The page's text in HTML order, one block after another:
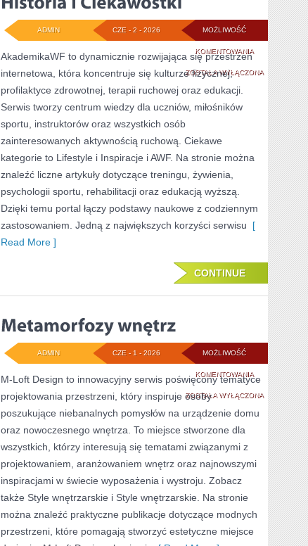
MOŻLIWOŚĆ
KOMENTOWANIAHISTORIA
I
CIEKAWOSTKI
ZOSTAŁA WYŁĄCZONA
CZE - 2 - 2026
ADMIN
AkademikaWF to dynamicznie rozwijająca się przestrzeń
internetowa, która koncentruje się kulturze fizycznej,
profilaktyce zdrowotnej, terapii ruchowej oraz edukacji.
Serwis tworzy centrum wiedzy dla uczniów, miłośników
sportu, instruktorów oraz wszystkich osób
zainteresowanych aktywnością ruchową. Ciekawe
kategorie to Lifestyle i Inspiracje i AWF. Na stronie można
znaleźć liczne artykuły dotyczące treningu, żywienia,
psychologii sportu, rehabilitacji oraz edukacją wyższą.
Dzięki temu portal łączy podstawy naukowe z codziennym
zastosowaniem. Jedną z największych korzyści serwisu [
Read More ]
CONTINUE
MOŻLIWOŚĆ
KOMENTOWANIAMETAMORFOZY
WNĘTRZ
ZOSTAŁA WYŁĄCZONA
CZE - 1 - 2026
ADMIN
M-Loft Design to innowacyjny serwis poświęcony tematyce
projektowania przestrzeni, który inspiruje osoby
poszukujące niebanalnych pomysłów na urządzenie domu
oraz nowoczesnego wnętrza. To miejsce stworzone dla
wszystkich, którzy interesują się tematami związanymi z
projektowaniem, aranżowaniem wnętrz oraz najnowszymi
inspiracjami w świecie wyposażenia i wystroju. Zobacz
także Style wnętrzarskie i Style wnętrzarskie. Na stronie
można znaleźć praktyczne publikacje dotyczące modnych
przestrzeni, które pomagają stworzyć estetyczne miejsce